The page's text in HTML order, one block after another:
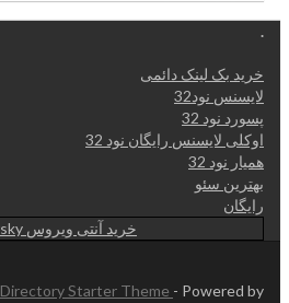
.
خرید بک لینک دائمی
لایسنس نود32
پسورد نود 32
اوکلی لایسنس رایگان نود 32
همیار نود 32
بهترین سئو
رایگان
خرید آنتی ویروس Kaspersky
Directory Starter Theme - Powered by